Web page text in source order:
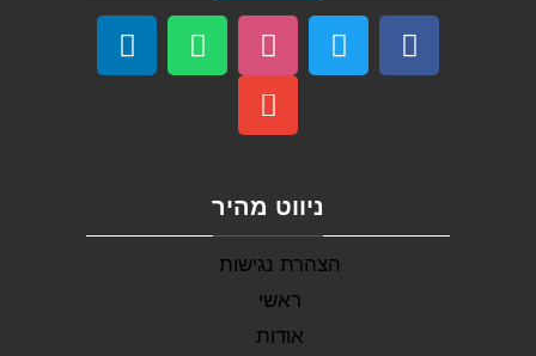
ניווט מהיר
הצהרת נגישות
ראשי
אודות